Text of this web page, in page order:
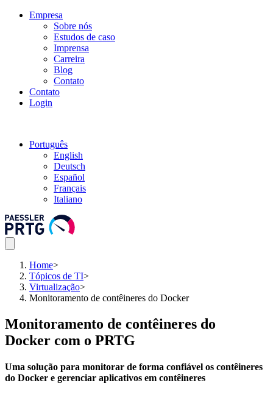
Empresa
Sobre nós
Estudos de caso
Imprensa
Carreira
Blog
Contato
Contato
Login
Português
English
Deutsch
Español
Français
Italiano
Home>
Tópicos de TI>
Virtualização>
Monitoramento de contêineres do Docker
Monitoramento de contêineres do
Docker com o PRTG
Uma solução para monitorar de forma confiável os contêineres
do Docker e gerenciar aplicativos em contêineres